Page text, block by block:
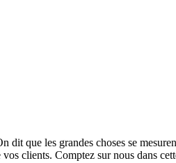
que les grandes choses se
clients. Comptez sur nous dans